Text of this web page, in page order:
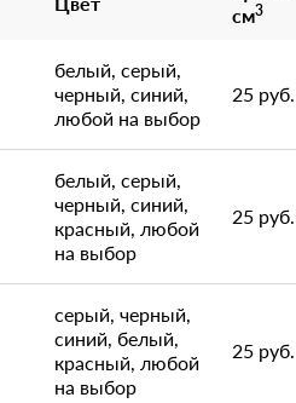
см3
белый, серый,
черный, синий,
любой на выбор
25 руб.
белый, серый,
черный, синий,
красный, любой
на выбор
25 руб.
серый, черный,
синий, белый,
красный, любой
на выбор
25 руб.